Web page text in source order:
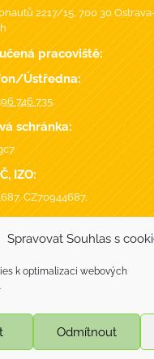
Spravovat Souhlas s
k optimalizaci webových
Odmítnout
2217/15, 700 30
pracoviště:
Ústředna:
746 735,
schránka:
IZO:
CZ70944687,